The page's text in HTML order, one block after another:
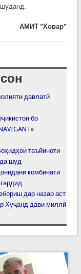
шуданд.
АМИТ "Ховар"
давлатӣ
бо
таъйиноти
шуд
комбинати
дар назар аст
Хуҷанд дави миллӣ